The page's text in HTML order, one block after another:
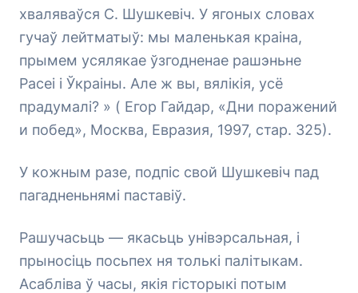
хваляваўся С. Шушкевіч. У ягоных словах
гучаў лейтматыў: мы маленькая краіна,
прымем усялякае ўзгодненае рашэньне
Расеі і Ўкраіны. Але ж вы, вялікія, усё
прадумалі? » ( Егор Гайдар, «Дни поражений
и побед», Москва, Евразия, 1997, стар. 325).
У кожным разе, подпіс свой Шушкевіч пад
пагадненьнямі паставіў.
Рашучасьць — якасьць унівэрсальная, і
прыносіць посьпех ня толькі палітыкам.
Асабліва ў часы, якія гісторыкі потым